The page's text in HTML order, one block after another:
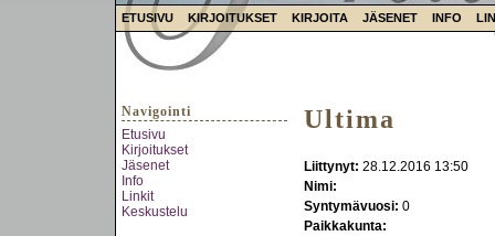
ETUSIVU KIRJOITUKSET KIRJOITA JÄSENET INFO
Navigointi
Etusivu
Kirjoitukset
Jäsenet
Info
Linkit
Keskustelu
Ultima
Liittynyt: 28.12.2016 13:50
Nimi:
Syntymävuosi: 0
Paikkakunta: